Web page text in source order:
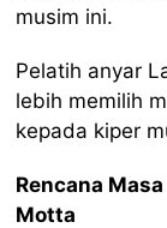
musim ini.
Pelatih anyar
lebih memilih
kepada kiper
Rencana
Motta